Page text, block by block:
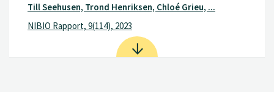
Till Seehusen, Trond Henriksen, Chloé Grieu, ...
NIBIO Rapport, 9(114), 2023